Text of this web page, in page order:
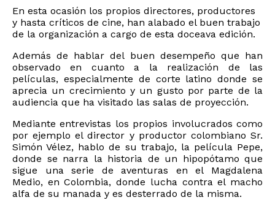
En esta ocasión los propios directores, productores
y hasta críticos de cine, han alabado el buen trabajo
de la organización a cargo de esta doceava edición.
Además de hablar del buen desempeño que han
observado en cuanto a la realización de las
películas, especialmente de corte latino donde se
aprecia un crecimiento y un gusto por parte de la
audiencia que ha visitado las salas de proyección.
Mediante entrevistas los propios involucrados como
por ejemplo el director y productor colombiano Sr.
Simón Vélez, hablo de su trabajo, la película Pepe,
donde se narra la historia de un hipopótamo que
sigue una serie de aventuras en el Magdalena
Medio, en Colombia, donde lucha contra el macho
alfa de su manada y es desterrado de la misma.